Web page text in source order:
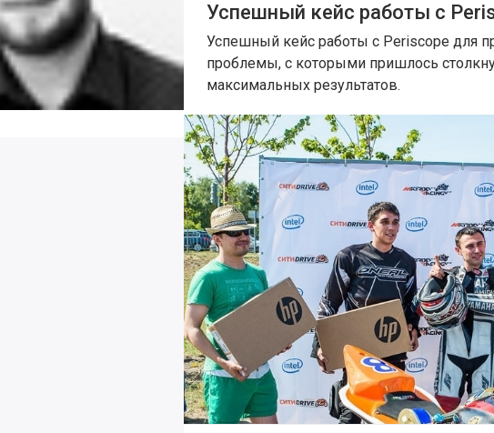
Успешный кейс работы с
Успешный кейс работы с Periscope для
проблемы, с которыми пришлось
максимальных результатов.